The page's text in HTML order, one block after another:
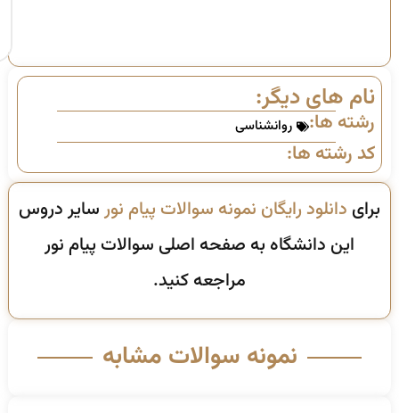
نام های دیگر:
رشته ها: روانشناسی
کد رشته ها:
برای دانلود رایگان نمونه سوالات پیام نورسایر دروس
این دانشگاه به صفحه اصلی سوالات پیام نور
مراجعه کنید.
نمونه سوالات مشابه